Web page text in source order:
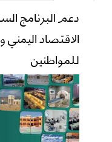
دعم البرنامج
الاقتصاد
للمواطنين